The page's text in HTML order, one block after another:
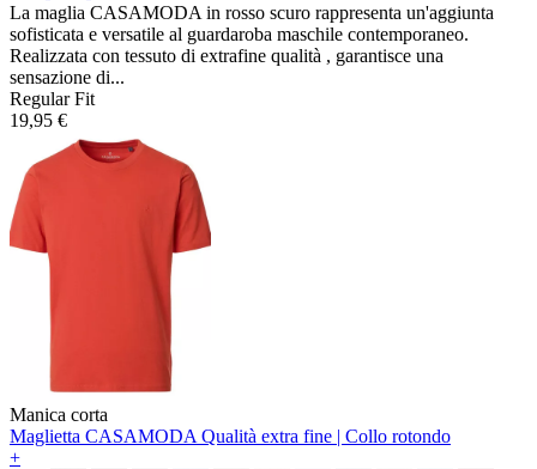
La maglia CASAMODA in rosso scuro rappresenta un'aggiunta
sofisticata e versatile al guardaroba maschile contemporaneo.
Realizzata con tessuto di extrafine qualità , garantisce una
sensazione di...
Regular Fit
19,95 €
Manica corta
Maglietta CASAMODA Qualità extra fine | Collo rotondo
+